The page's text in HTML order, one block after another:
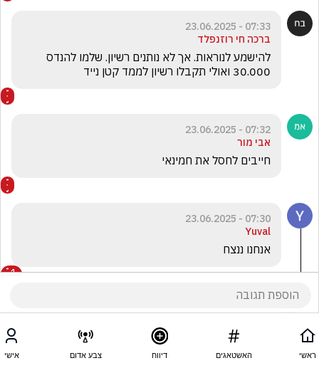
07:33 - 23.06.2025
ברכה חי רוזנפלד
30.000 ואולי תקבלו רשיון לממד קטן נייד
07:32 - 23.06.2025
אבי מור
חייבים לחסל את חמינאי
07:30 - 23.06.2025
Yuval
אנחנו ננצח
1
Shalev Yahav
ראשי האשטאגים דיווח צבע אדום אישי